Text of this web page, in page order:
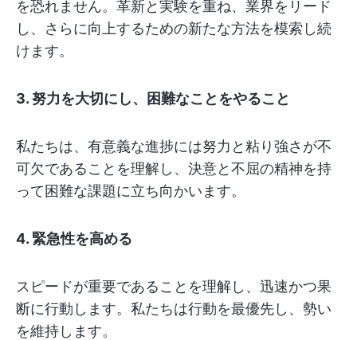
を恐れません。革新と実験を重ね、業界をリード
し、さらに向上するための新たな方法を模索し続
けます。
3. 努力を大切にし、困難なことをやること
私たちは、有意義な進捗には努力と粘り強さが不
可欠であることを理解し、決意と不屈の精神を持
って困難な課題に立ち向かいます。
4. 緊急性を高める
スピードが重要であることを理解し、迅速かつ果
断に行動します。私たちは行動を最優先し、勢い
を維持します。